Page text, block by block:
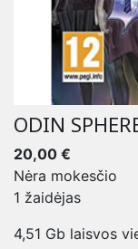
ODIN
20,00 €
Nėra mokesčio
1 žaidėjas
4,51 Gb laisvos